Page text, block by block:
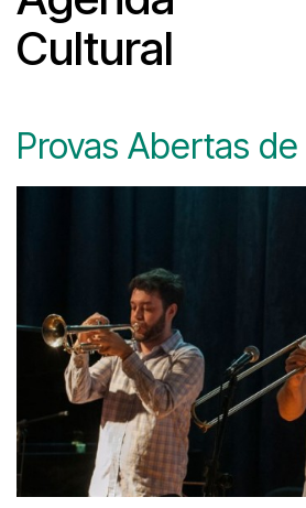
Cultural
Provas Abertas